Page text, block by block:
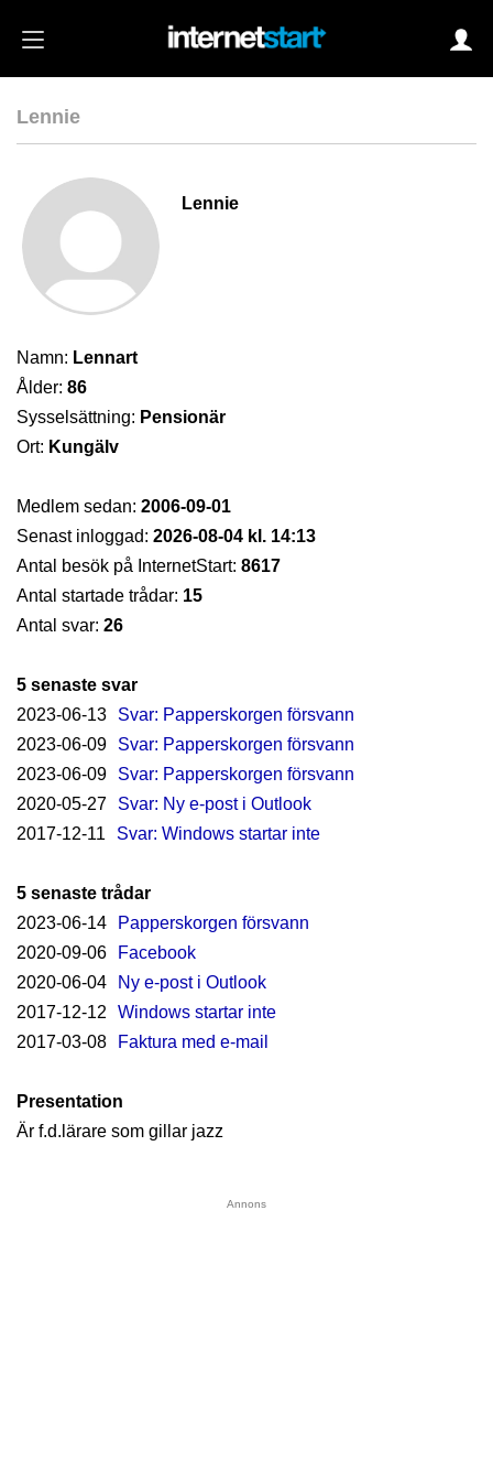
Lennie
Lennie
Namn: Lennart
Ålder: 86
Sysselsättning: Pensionär
Ort: Kungälv
Medlem sedan: 2006-09-01
Senast inloggad: 2026-08-04 kl. 14:13
Antal besök på InternetStart: 8617
Antal startade trådar: 15
Antal svar: 26
5 senaste svar
2023-06-13
Svar: Papperskorgen försvann
2023-06-09
Svar: Papperskorgen försvann
2023-06-09
Svar: Papperskorgen försvann
2020-05-27
Svar: Ny e-post i Outlook
2017-12-11
Svar: Windows startar inte
5 senaste trådar
2023-06-14
Papperskorgen försvann
2020-09-06
Facebook
2020-06-04
Ny e-post i Outlook
2017-12-12
Windows startar inte
2017-03-08
Faktura med e-mail
Presentation
Är f.d.lärare som gillar jazz
Annons